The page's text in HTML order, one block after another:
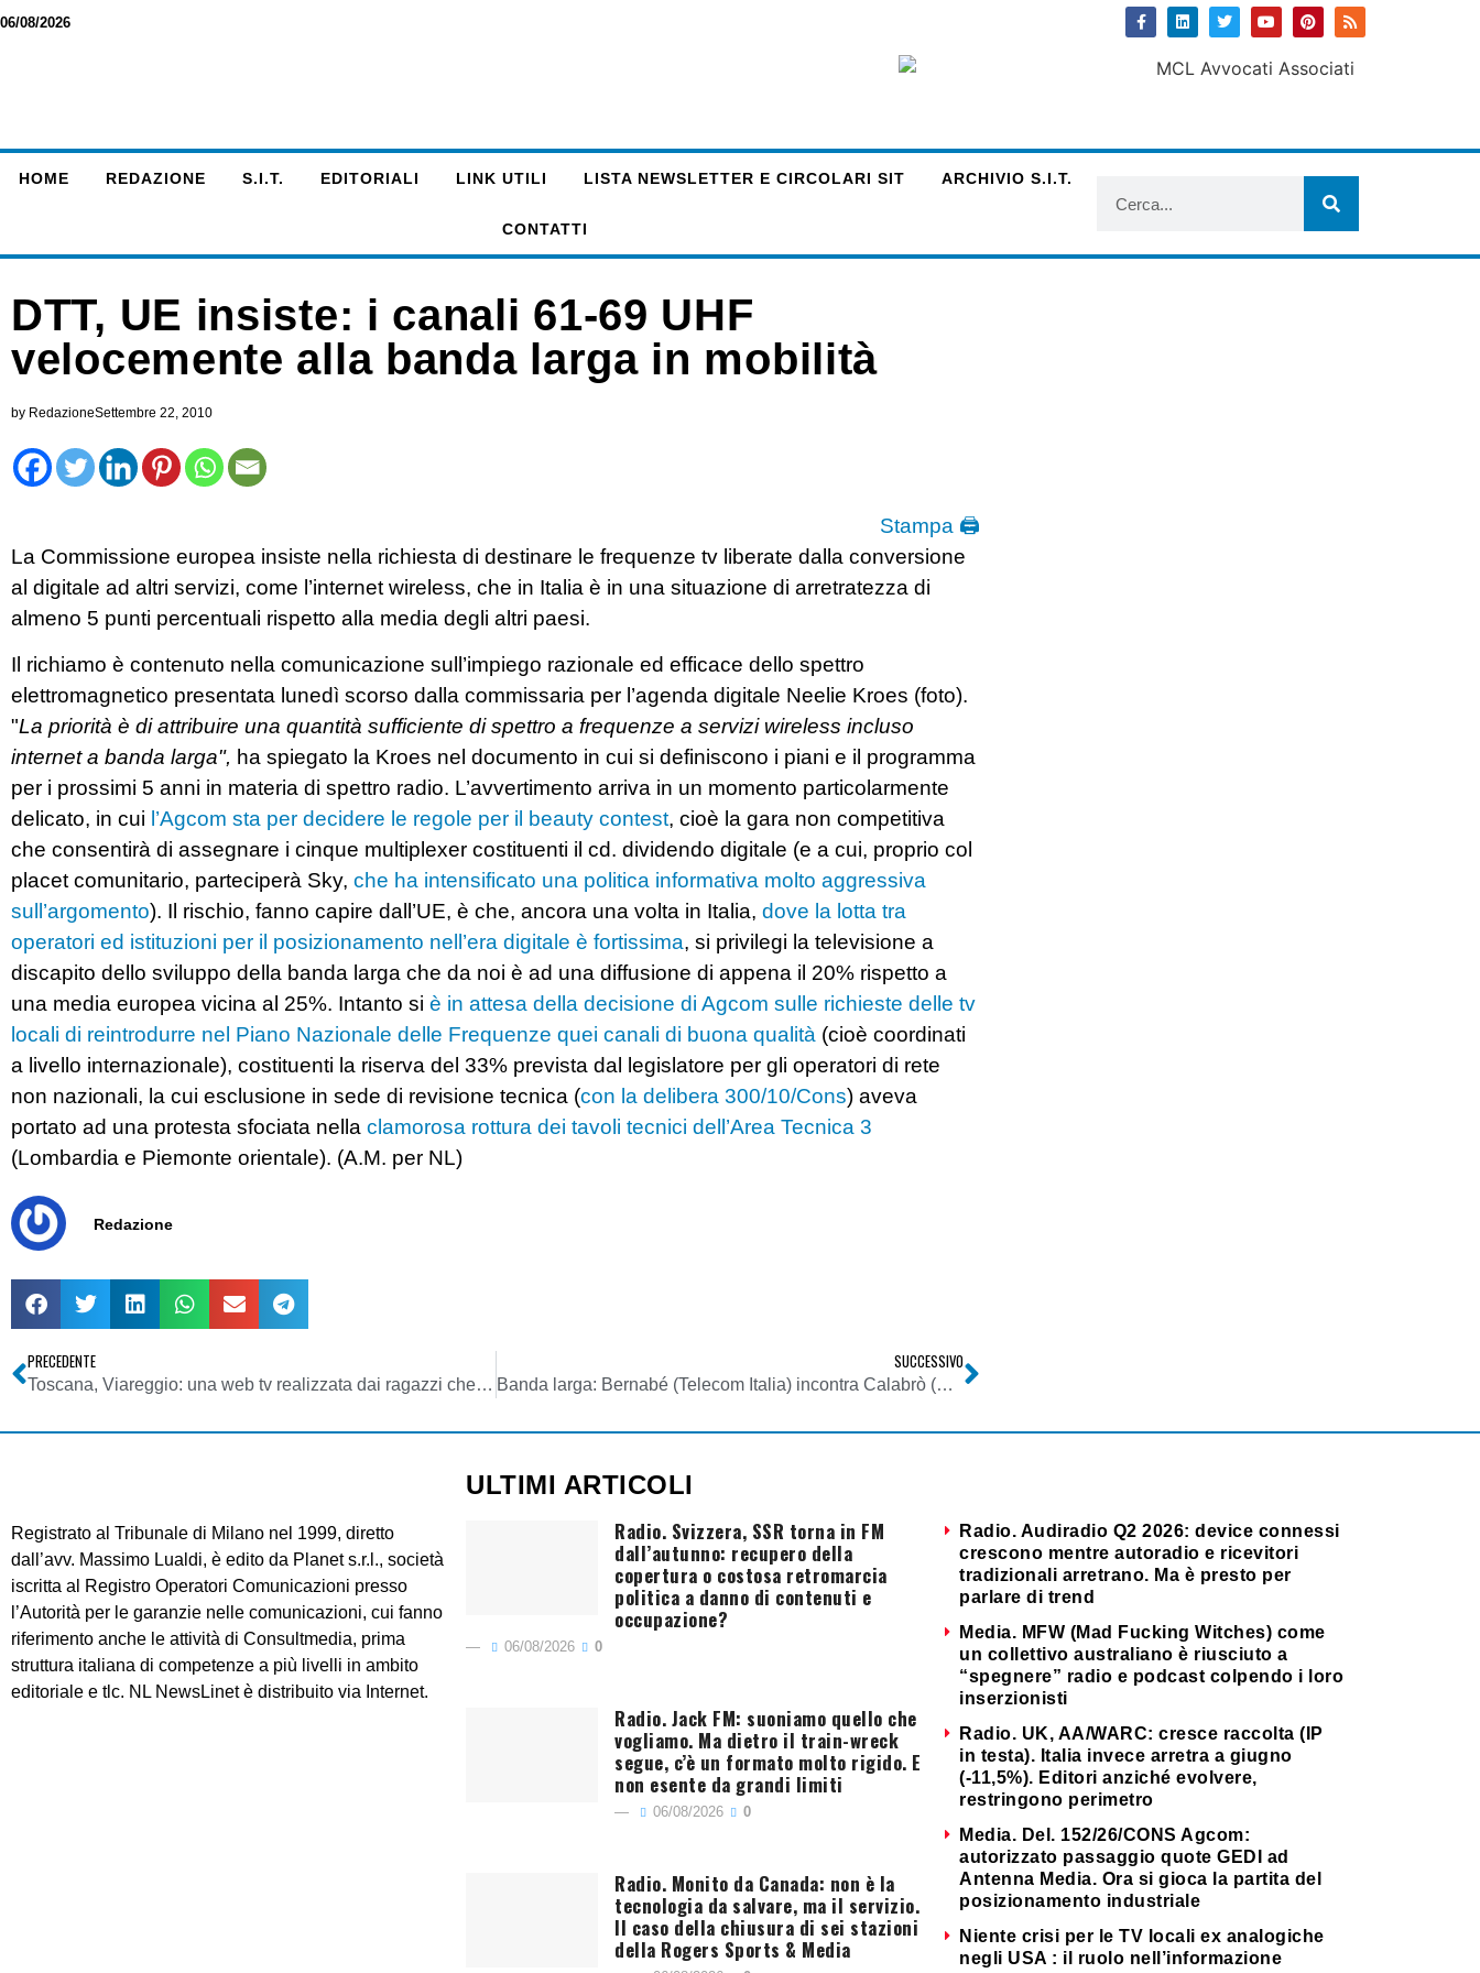
06/08/2026
HOME REDAZIONE S.I.T. EDITORIALI LINK UTILI LISTA NEWSLETTER E CIRCOLARI SIT ARCHIVIO S.I.T.
CONTATTI
DTT, UE insiste: i canali 61-69 UHF
velocemente alla banda larga in mobilità
by RedazioneSettembre 22, 2010
Stampa 🖨
La Commissione europea insiste nella richiesta di destinare le frequenze tv liberate dalla conversione
al digitale ad altri servizi, come l’internet wireless, che in Italia è in una situazione di arretratezza di
almeno 5 punti percentuali rispetto alla media degli altri paesi.
Il richiamo è contenuto nella comunicazione sull’impiego razionale ed efficace dello spettro
elettromagnetico presentata lunedì scorso dalla commissaria per l’agenda digitale Neelie Kroes (foto).
"La priorità è di attribuire una quantità sufficiente di spettro a frequenze a servizi wireless incluso
internet a banda larga", ha spiegato la Kroes nel documento in cui si definiscono i piani e il programma
per i prossimi 5 anni in materia di spettro radio. L’avvertimento arriva in un momento particolarmente
delicato, in cui l’Agcom sta per decidere le regole per il beauty contest, cioè la gara non competitiva
che consentirà di assegnare i cinque multiplexer costituenti il cd. dividendo digitale (e a cui, proprio col
placet comunitario, parteciperà Sky, che ha intensificato una politica informativa molto aggressiva
sull’argomento). Il rischio, fanno capire dall’UE, è che, ancora una volta in Italia, dove la lotta tra
operatori ed istituzioni per il posizionamento nell’era digitale è fortissima, si privilegi la televisione a
discapito dello sviluppo della banda larga che da noi è ad una diffusione di appena il 20% rispetto a
una media europea vicina al 25%. Intanto si è in attesa della decisione di Agcom sulle richieste delle tv
locali di reintrodurre nel Piano Nazionale delle Frequenze quei canali di buona qualità (cioè coordinati
a livello internazionale), costituenti la riserva del 33% prevista dal legislatore per gli operatori di rete
non nazionali, la cui esclusione in sede di revisione tecnica (con la delibera 300/10/Cons) aveva
portato ad una protesta sfociata nella clamorosa rottura dei tavoli tecnici dell’Area Tecnica 3
(Lombardia e Piemonte orientale). (A.M. per NL)
Redazione
PRECEDENTE
Toscana, Viareggio: una web tv realizzata dai ragazzi che dà voce agli anziani
SUCCESSIVO
Banda larga: Bernabé (Telecom Italia) incontra Calabrò (Agcom) ed assicura lo sviluppo della rete fissa e mobile
Registrato al Tribunale di Milano nel 1999, diretto
dall’avv. Massimo Lualdi, è edito da Planet s.r.l., società
iscritta al Registro Operatori Comunicazioni presso
l’Autorità per le garanzie nelle comunicazioni, cui fanno
riferimento anche le attività di Consultmedia, prima
struttura italiana di competenze a più livelli in ambito
editoriale e tlc. NL NewsLinet è distribuito via Internet.
ULTIMI ARTICOLI
Radio. Svizzera, SSR torna in FM
dall’autunno: recupero della
copertura o costosa retromarcia
politica a danno di contenuti e
occupazione?
06/08/2026 0
Radio. Jack FM: suoniamo quello che
vogliamo. Ma dietro il train-wreck
segue, c’è un formato molto rigido. E
non esente da grandi limiti
06/08/2026 0
Radio. Monito da Canada: non è la
tecnologia da salvare, ma il servizio.
Il caso della chiusura di sei stazioni
della Rogers Sports & Media
Radio. Audiradio Q2 2026: device connessi
crescono mentre autoradio e ricevitori
tradizionali arretrano. Ma è presto per
parlare di trend
Media. MFW (Mad Fucking Witches) come
un collettivo australiano è riusciuto a
“spegnere” radio e podcast colpendo i loro
inserzionisti
Radio. UK, AA/WARC: cresce raccolta (IP
in testa). Italia invece arretra a giugno
(-11,5%). Editori anziché evolvere,
restringono perimetro
Media. Del. 152/26/CONS Agcom:
autorizzato passaggio quote GEDI ad
Antenna Media. Ora si gioca la partita del
posizionamento industriale
Niente crisi per le TV locali ex analogiche
negli USA : il ruolo nell’informazione